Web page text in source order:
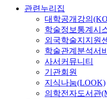
관련누리집
대학공개강의
학술정보통계시
외국학술지지원
학술관계분석서
사서커뮤니티
기관회원
지식나눔(LOOK)
의학전자도서관